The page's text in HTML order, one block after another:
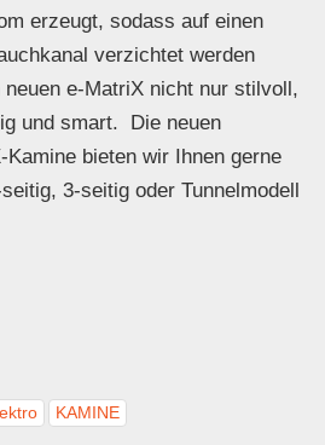
erzeugt, sodass auf einen
verzichtet werden
e-MatriX nicht nur stilvoll,
und smart. Die neuen
bieten wir Ihnen gerne
3-seitig oder Tunnelmodell
KAMINE